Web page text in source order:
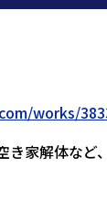
works/
き家解体など